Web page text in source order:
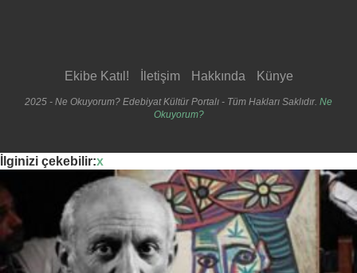
Ekibe Katıl! İletişim Hakkında Künye
2025 - Ne Okuyorum? Edebiyat Kültür Portalı - Tüm Hakları Saklıdır. Ne
Okuyorum?
İlginizi çekebilir:x